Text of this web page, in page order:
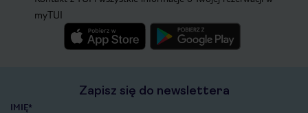
myTUI
Zapisz się do newslettera
IMIĘ*